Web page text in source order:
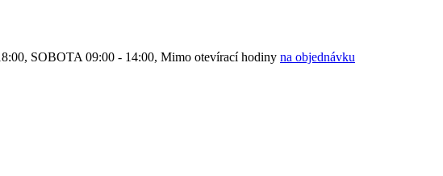
SOBOTA 09:00 - 14:00, Mimo otevírací hodiny na objednávku